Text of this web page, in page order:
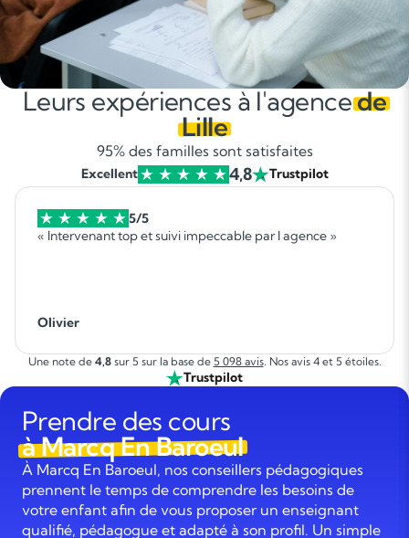
Leurs expériences à l'agencede
Lille
95% des familles sont satisfaites
Excellent 4,8 Trustpilot
5/5
« Intervenant top et suivi impeccable par l agence »
Olivier
Une note de 4,8sur 5 sur la base de 5 098 avis. Nos avis 4 et 5 étoiles.
Trustpilot
Prendre des cours
à Marcq En Baroeul
À Marcq En Baroeul, nos conseillers pédagogiques
prennent le temps de comprendre les besoins de
votre enfant afin de vous proposer un enseignant
qualifié, pédagogue et adapté à son profil. Un simple